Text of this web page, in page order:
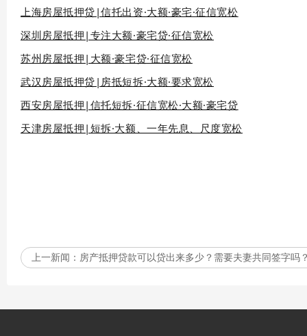
上海房屋抵押贷|信托出资·大额·豪宅·征信宽松
深圳房屋抵押|专注大额·豪宅贷·征信宽松
苏州房屋抵押|大额·豪宅贷·征信宽松
武汉房屋抵押贷|房抵短拆·大额·要求宽松
西安房屋抵押|信托短拆·征信宽松·大额·豪宅贷
天津房屋抵押|短拆·大额、一年先息、尺度宽松
上一新闻： 房产抵押贷款可以贷出来多少？需要夫妻共同签字